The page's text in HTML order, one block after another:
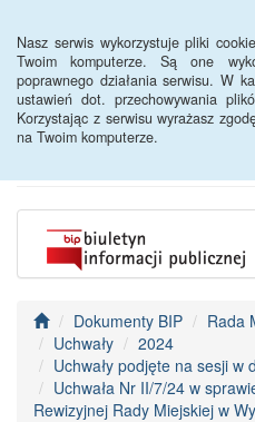
Nasz serwis wykorzystuje pliki
Twoim komputerze. Są one
poprawnego działania serwisu. W
ustawień dot. przechowywania
Korzystając z serwisu wyrażasz
na Twoim komputerze.
BIP - Urząd
Wyśmierzyce
Dokumenty BIP
Rada
Uchwały
2024
Uchwały podjęte na sesji w
Uchwała Nr II/7/24 w
Rewizyjnej Rady Miejskiej w